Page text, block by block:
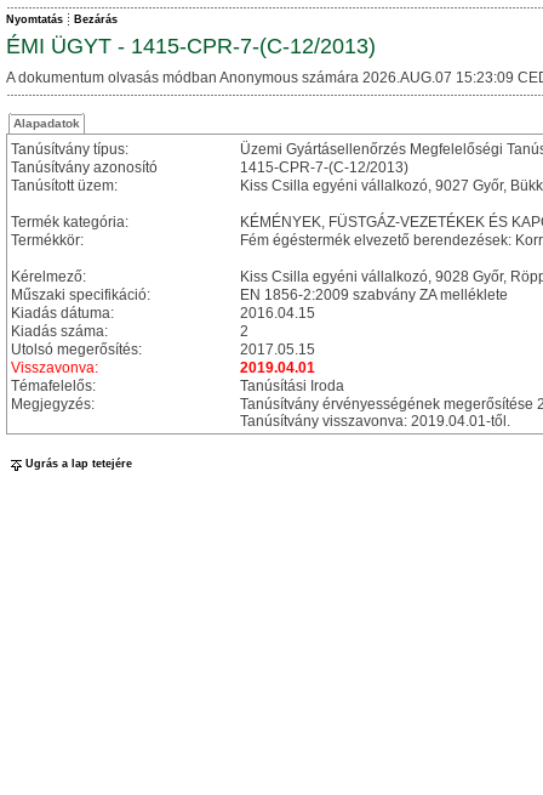
Nyomtatás Bezárás
ÉMI ÜGYT - 1415-CPR-7-(C-12/2013)
A dokumentum olvasás módban Anonymous számára 2026.AUG.07 15:23:09
Alapadatok
Tanúsítvány típus:
Üzemi Gyártásellenőrzés Megfelelőségi
Tanúsítvány azonosító
1415-CPR-7-(C-12/2013)
Tanúsított üzem:
Kiss Csilla egyéni vállalkozó, 9027 Győr,
Termék kategória:
KÉMÉNYEK, FÜSTGÁZ-VEZETÉKEK ÉS
Termékkör:
Fém égéstermék elvezető berendezések:
Kérelmező:
Kiss Csilla egyéni vállalkozó, 9028 Győr,
Műszaki specifikáció:
EN 1856-2:2009 szabvány ZA melléklete
Kiadás dátuma:
2016.04.15
Kiadás száma:
2
Utolsó megerősítés:
2017.05.15
Visszavonva:
2019.04.01
Témafelelős:
Tanúsítási Iroda
Megjegyzés:
Tanúsítvány érvényességének megerősítése
Tanúsítvány visszavonva: 2019.04.01-től.
Ugrás a lap tetejére